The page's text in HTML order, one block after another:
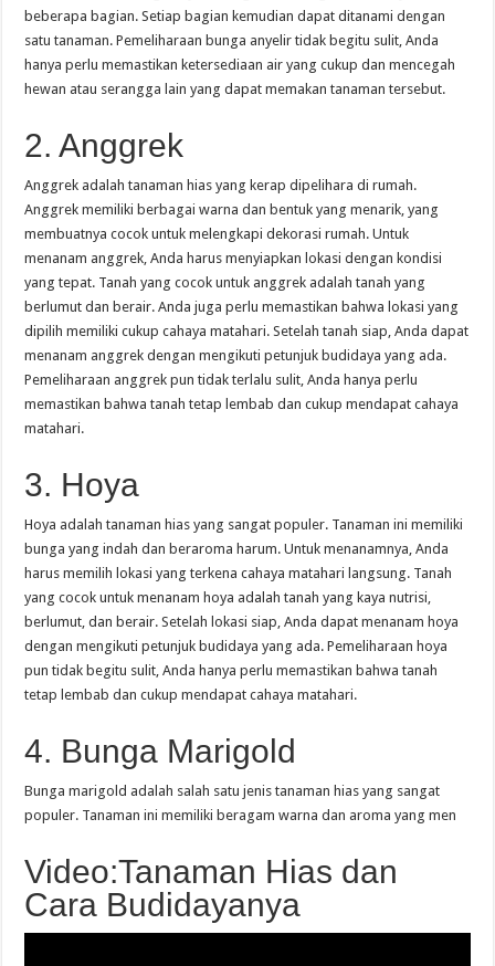
beberapa bagian. Setiap bagian kemudian dapat ditanami dengan
satu tanaman. Pemeliharaan bunga anyelir tidak begitu sulit, Anda
hanya perlu memastikan ketersediaan air yang cukup dan mencegah
hewan atau serangga lain yang dapat memakan tanaman tersebut.
2. Anggrek
Anggrek adalah tanaman hias yang kerap dipelihara di rumah.
Anggrek memiliki berbagai warna dan bentuk yang menarik, yang
membuatnya cocok untuk melengkapi dekorasi rumah. Untuk
menanam anggrek, Anda harus menyiapkan lokasi dengan kondisi
yang tepat. Tanah yang cocok untuk anggrek adalah tanah yang
berlumut dan berair. Anda juga perlu memastikan bahwa lokasi yang
dipilih memiliki cukup cahaya matahari. Setelah tanah siap, Anda dapat
menanam anggrek dengan mengikuti petunjuk budidaya yang ada.
Pemeliharaan anggrek pun tidak terlalu sulit, Anda hanya perlu
memastikan bahwa tanah tetap lembab dan cukup mendapat cahaya
matahari.
3. Hoya
Hoya adalah tanaman hias yang sangat populer. Tanaman ini memiliki
bunga yang indah dan beraroma harum. Untuk menanamnya, Anda
harus memilih lokasi yang terkena cahaya matahari langsung. Tanah
yang cocok untuk menanam hoya adalah tanah yang kaya nutrisi,
berlumut, dan berair. Setelah lokasi siap, Anda dapat menanam hoya
dengan mengikuti petunjuk budidaya yang ada. Pemeliharaan hoya
pun tidak begitu sulit, Anda hanya perlu memastikan bahwa tanah
tetap lembab dan cukup mendapat cahaya matahari.
4. Bunga Marigold
Bunga marigold adalah salah satu jenis tanaman hias yang sangat
populer. Tanaman ini memiliki beragam warna dan aroma yang men
Video:Tanaman Hias dan
Cara Budidayanya